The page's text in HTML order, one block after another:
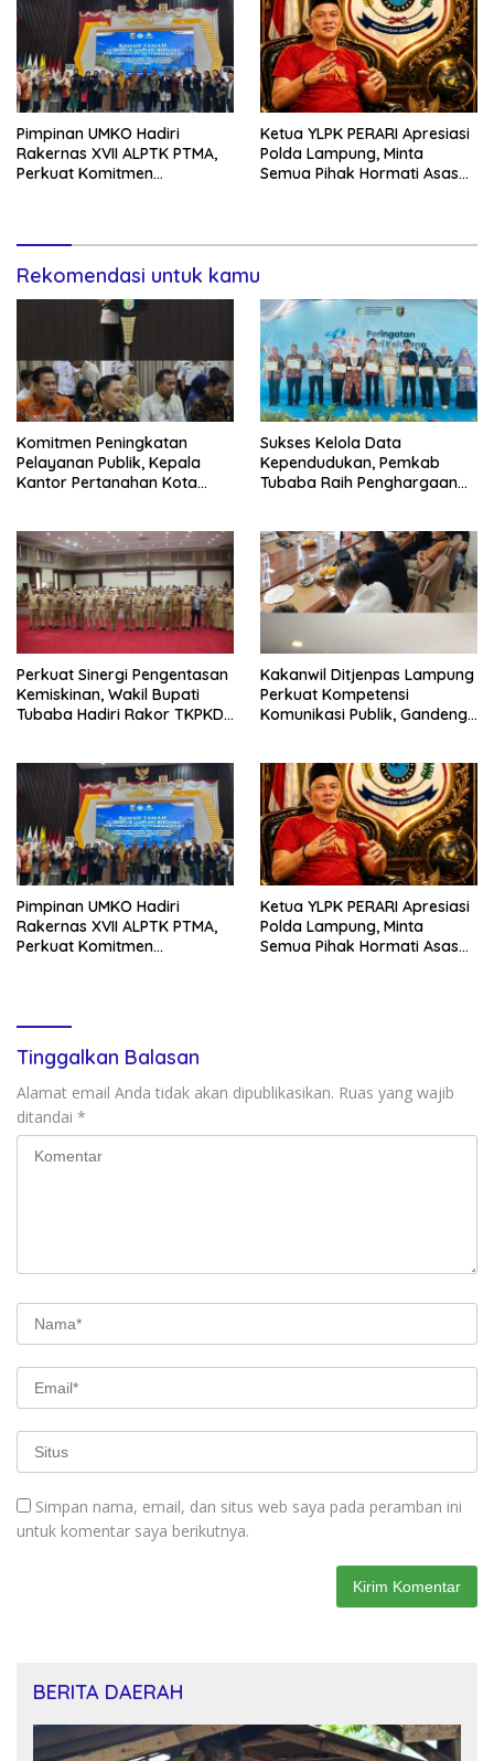
Pimpinan UMKO Hadiri
Rakernas XVII ALPTK PTMA,
Perkuat Komitmen
Ketua YLPK PERARI Apresiasi
Polda Lampung, Minta
Semua Pihak Hormati Asas
Rekomendasi untuk kamu
Komitmen Peningkatan
Pelayanan Publik, Kepala
Kantor Pertanahan Kota
Ombudsman RI 2026
Sukses Kelola Data
Kependudukan, Pemkab
Tubaba Raih Penghargaan
Perkuat Sinergi Pengentasan
Kemiskinan, Wakil Bupati
Tubaba Hadiri Rakor TKPKD
Kakanwil Ditjenpas Lampung
Perkuat Kompetensi
Komunikasi Publik, Gandeng
Pimpinan UMKO Hadiri
Rakernas XVII ALPTK PTMA,
Perkuat Komitmen
Ketua YLPK PERARI Apresiasi
Polda Lampung, Minta
Semua Pihak Hormati Asas
Tinggalkan Balasan
Alamat email Anda tidak akan dipublikasikan. Ruas yang wajib
ditandai *
Simpan nama, email, dan situs web saya pada peramban ini
untuk komentar saya berikutnya.
BERITA DAERAH